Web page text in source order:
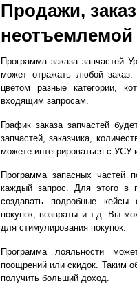
Продажи,
Программа заказа запчастей
может отражать любой
цветом разные категории,
входящим запросам.
График заказа запчастей
запчастей, заказчика,
можете интегрироваться с УСУ
Программа запасных частей
каждый запрос. Для этого в
создавать подробные кейсы
покупок, возвраты и т.д. Вы
для стимулирования покупок.
Программа лояльности
поощрений или скидок. Таким
получить больший доход.